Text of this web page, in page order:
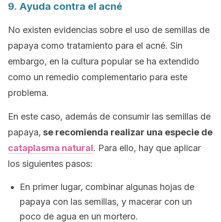
9. Ayuda contra el acné
No existen evidencias sobre el uso de semillas de
papaya como tratamiento para el acné. Sin
embargo, en la cultura popular se ha extendido
como un remedio complementario para este
problema.
En este caso, además de consumir las semillas de
papaya, se recomienda realizar una especie de
cataplasma natural. Para ello, hay que aplicar
los siguientes pasos:
En primer lugar, combinar algunas hojas de
papaya con las semillas, y macerar con un
poco de agua en un mortero.